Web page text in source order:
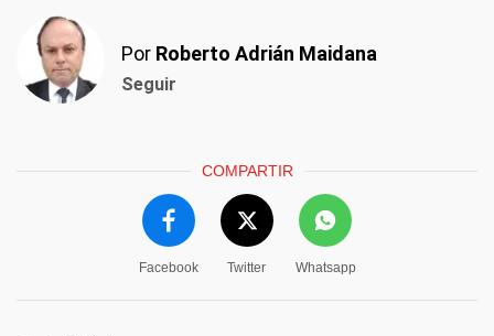
Por Roberto Adrián Maidana
Seguir
COMPARTIR
Facebook Twitter Whatsapp